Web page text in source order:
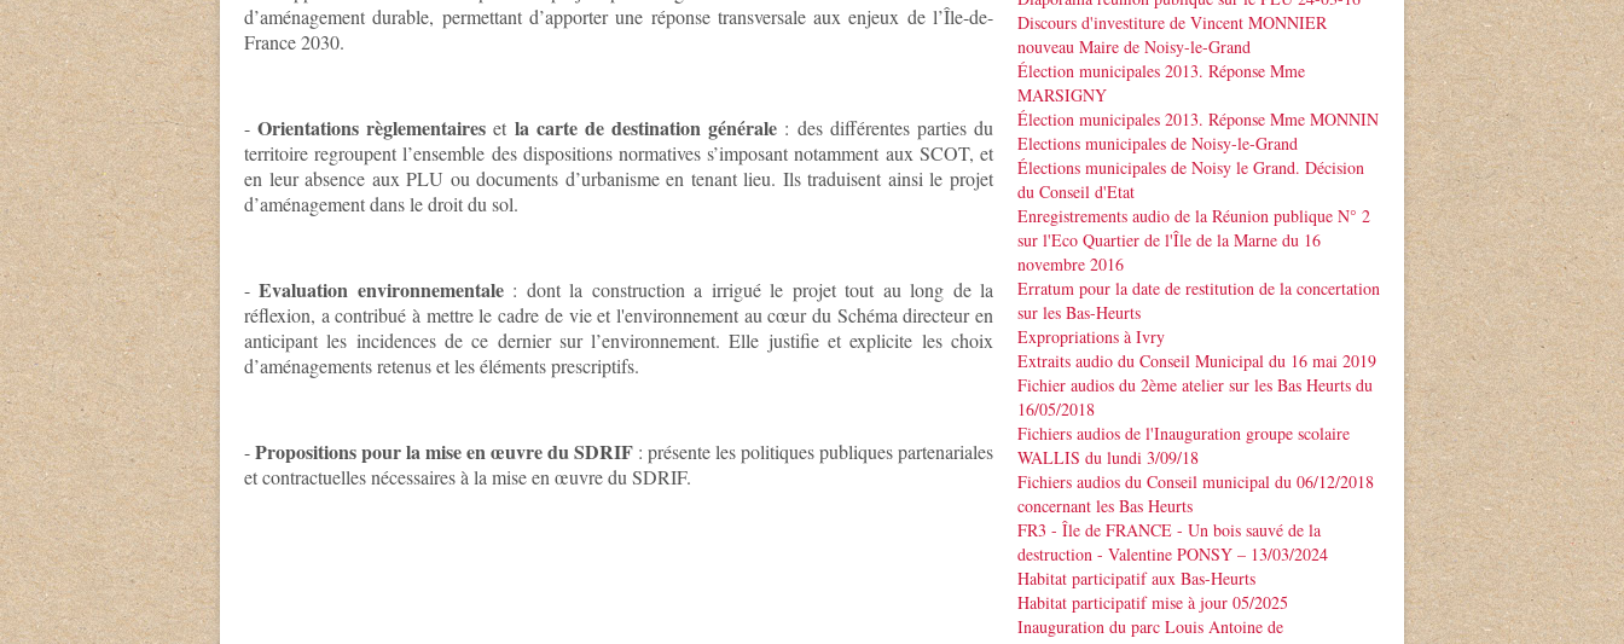
d’aménagement durable, permettant d’apporter une réponse transversale aux enjeux de l’Île-de-
France 2030.
-Orientations règlementaires et la carte de destination générale : des différentes parties du
territoire regroupent l’ensemble des dispositions normatives s’imposant notamment aux SCOT, et
en leur absence aux PLU ou documents d’urbanisme en tenant lieu. Ils traduisent ainsi le projet
d’aménagement dans le droit du sol.
-Evaluation environnementale: dont la construction a irrigué le projet tout au long de la
réflexion, a contribué à mettre le cadre de vie et l'environnement au cœur du Schéma directeur en
anticipant les incidences de ce dernier sur l’environnement. Elle justifie et explicite les choix
d’aménagements retenus et les éléments prescriptifs.
-Propositions pour la mise en œuvre duSDRIF : présente les politiques publiques partenariales
et contractuelles nécessaires à la mise en œuvre du SDRIF.
Discours d'investiture de Vincent MONNIER
nouveau Maire de Noisy-le-Grand
Élection municipales 2013. Réponse Mme
MARSIGNY
Élection municipales 2013. Réponse Mme MONNIN
Elections municipales de Noisy-le-Grand
Élections municipales de Noisy le Grand. Décision
du Conseil d'Etat
Enregistrements audio de la Réunion publique N° 2
sur l'Eco Quartier de l'Île de la Marne du 16
novembre 2016
Erratum pour la date de restitution de la concertation
sur les Bas-Heurts
Expropriations à Ivry
Extraits audio du Conseil Municipal du 16 mai 2019
Fichier audios du 2ème atelier sur les Bas Heurts du
16/05/2018
Fichiers audios de l'Inauguration groupe scolaire
WALLIS du lundi 3/09/18
Fichiers audios du Conseil municipal du 06/12/2018
concernant les Bas Heurts
FR3 - Île de FRANCE - Un bois sauvé de la
destruction - Valentine PONSY – 13/03/2024
Habitat participatif aux Bas-Heurts
Habitat participatif mise à jour 05/2025
Inauguration du parc Louis Antoine de